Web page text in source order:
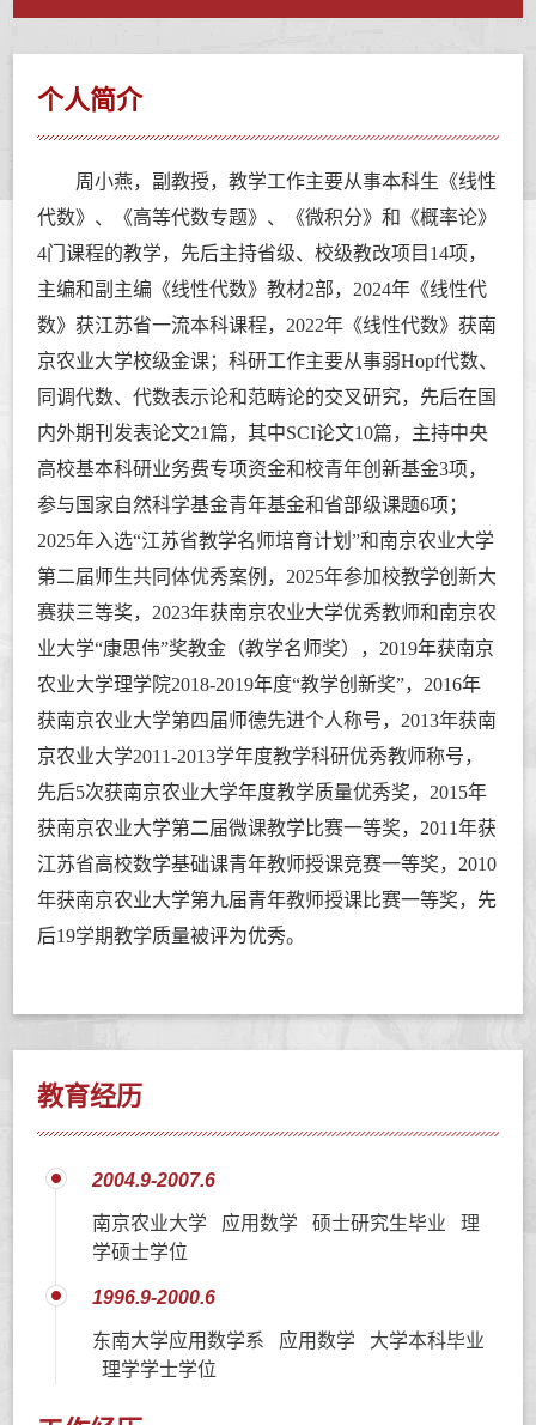
个人简介
周小燕，副教授，教学工作主要从事本科生《线性
代数》、《高等代数专题》、《微积分》和《概率论》
4门课程的教学，先后主持省级、校级教改项目 14项，
主编和副主编《线性代数》教材2部， 2024年《线性代
数》获江苏省一流本科课程， 2022年《线性代数》获南
京农业大学校级金课；科研工作主要从事弱Hopf代数、
同调代数、代数表示论和范畴论的交叉研究，先后在国
内外期刊发表论文21篇，其中SCI论文10篇，主持中央
高校基本科研业务费专项资金和校青年创新基金3项，
参与国家自然科学基金青年基金和省部级课题6项；
2025年入选“江苏省教学名师培育计划”和南京农业大学
第二届师生共同体优秀案例， 2025年参加校教学创新大
赛获三等奖， 2023年获南京农业大学优秀教师和南京农
业大学“康思伟”奖教金（教学名师奖）， 2019年获南京
农业大学理学院2018-2019年度“教学创新奖”， 2016年
获南京农业大学第四届师德先进个人称号， 2013年获南
京农业大学2011-2013学年度教学科研优秀教师称号，
先后5次获南京农业大学年度教学质量优秀奖， 2015年
获南京农业大学第二届微课教学比赛一等奖， 2011年获
江苏省高校数学基础课青年教师授课竞赛一等奖， 2010
年获南京农业大学第九届青年教师授课比赛一等奖，先
后19学期教学质量被评为优秀。
教育经历
2004.9-2007.6
南京农业大学 应用数学 硕士研究生毕业 理
学硕士学位
1996.9-2000.6
东南大学应用数学系 应用数学 大学本科毕业
理学学士学位